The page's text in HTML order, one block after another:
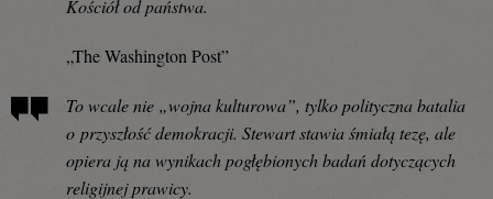
Kościół od państwa.
„The Washington Post”
To wcale nie „wojna kulturowa”, tylko polityczna batalia
o przyszłość demokracji. Stewart stawia śmiałą tezę, ale
opiera ją na wynikach pogłębionych badań dotyczących
religijnej prawicy.